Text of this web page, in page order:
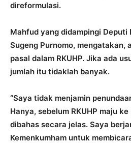
direformulasi.
Mahfud yang didampingi Deputi
Sugeng Purnomo, mengatakan,
pasal dalam RKUHP. Jika ada
jumlah itu tidaklah banyak.
“Saya tidak menjamin
Hanya, sebelum RKUHP maju
dibahas secara jelas. Saya
Kemenkumham untuk